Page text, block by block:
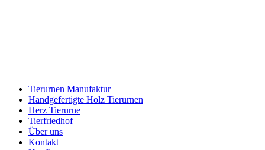
Tierurnen Manufaktur
Handgefertigte Holz Tierurnen
Herz Tierurne
Tierfriedhof
Über uns
Kontakt